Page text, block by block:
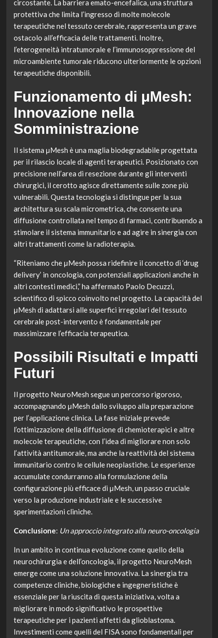
circostante. La barriera emato-encefalica, una struttura
protettiva che limita l’ingresso di molte molecole
terapeutiche nel tessuto cerebrale, rappresenta un grave
ostacolo all’efficacia delle trattamenti. Inoltre,
l’eterogeneità intratumorale e l’immunosoppressione del
microambiente tumorale riducono ulteriormente le opzioni
terapeutiche disponibili.
Funzionamento di μMesh:
Innovazione nella
Somministrazione
Il sistema μMesh è una maglia biodegradabile progettata
per il rilascio locale di agenti terapeutici. Posizionato con
precisione nell’area di resezione durante gli interventi
chirurgici, il cerotto agisce direttamente sulle zone più
vulnerabili. Questa tecnologia si distingue per la sua
architettura su scala micrometrica, che consente una
diffusione controllata nel tempo di farmaci, contribuendo a
stimolare il sistema immunitario e ad agire in sinergia con
altri trattamenti come la radioterapia.
“Riteniamo che μMesh possa ridefinire il concetto di ‘drug
delivery’ in oncologia, con potenziali applicazioni anche in
altri contesti medici,” ha affermato Paolo Decuzzi,
scientifico di spicco coinvolto nel progetto. La capacità del
μMesh di adattarsi alle superfici irregolari del tessuto
cerebrale post-intervento è fondamentale per
massimizzare l’efficacia terapeutica.
Possibili Risultati e Impatti
Futuri
Il progetto NeuroMesh segue un percorso rigoroso,
accompagnando μMesh dallo sviluppo alla preparazione
per l’applicazione clinica. La fase iniziale prevede
l’ottimizzazione della diffusione di chemioterapici e altre
molecole terapeutiche, con l’idea di migliorare non solo
l’attività antitumorale, ma anche la reattività del sistema
immunitario contro le cellule neoplastiche. Le esperienze
accumulate condurranno alla formulazione della
configurazione più efficace di μMesh, un passo cruciale
verso la produzione industriale e le successive
sperimentazioni cliniche.
Conclusione: Un approccio integrato alla neuro-oncologia
In un ambito in continua evoluzione come quello della
neurochirurgia e dell’oncologia, il progetto NeuroMesh
emerge come una soluzione innovativa. La sinergia tra
competenze cliniche, biologiche e ingegneristiche è
essenziale per la riuscita di questa iniziativa, volta a
migliorare in modo significativo le prospettive
terapeutiche per i pazienti affetti da glioblastoma.
Investimenti come quelli del FISA sono fondamentali per